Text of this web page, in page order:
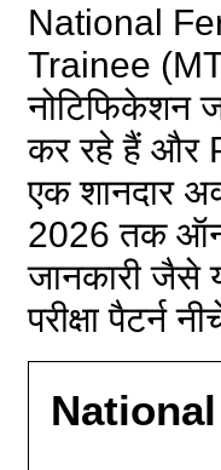
National
Trainee
नोटिफिकेशन
कर रहे हैं और
एक शानदार
2026 तक
जानकारी जैसे
परीक्षा पैटर्न